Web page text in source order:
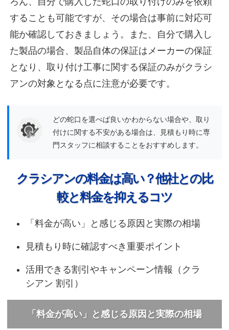
することも可能ですが、その場合は事前に対応可
能か確認しておきましょう。また、自分で購入し
た製品の場合、製品自体の保証はメーカーの保証
となり、取り付け工事に関する保証のみがクラシ
アンの対象となる点に注意が必要です。
どの蛇口を選べば良いかわからない場合や、取り
付けに関する不安がある場合は、見積もり時に専
門スタッフに相談することをおすすめします。
クラシアンの料金は高い？他社との比
較と料金を抑えるコツ
「料金が高い」と感じる原因と実際の相場
見積もり時に確認すべき重要ポイント
活用できる割引やキャンペーン情報（クラ
シアン 割引）
「料金が高い」と感じる原因と実際の相場